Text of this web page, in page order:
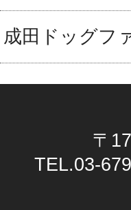
成田ドッグフ
〒
TEL.03-